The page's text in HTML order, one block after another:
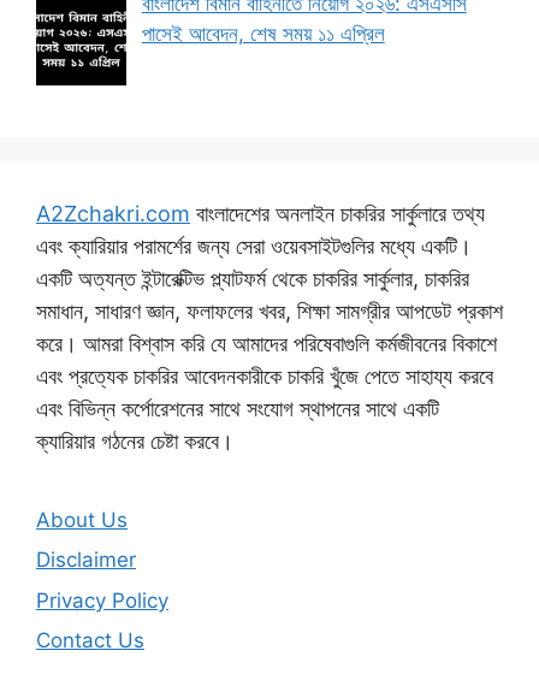
পাসেই আবেদন, শেষ সময় ১১ এপ্রিল
A2Zchakri.com বাংলাদেশের অনলাইন চাকরির সার্কুলারে তথ্য
এবং ক্যারিয়ার পরামর্শের জন্য সেরা ওয়েবসাইটগুলির মধ্যে একটি।
একটি অত্যন্ত ইন্টারেক্টিভ প্ল্যাটফর্ম থেকে চাকরির সার্কুলার, চাকরির
সমাধান, সাধারণ জ্ঞান, ফলাফলের খবর, শিক্ষা সামগ্রীর আপডেট প্রকাশ
করে। আমরা বিশ্বাস করি যে আমাদের পরিষেবাগুলি কর্মজীবনের বিকাশে
এবং প্রত্যেক চাকরির আবেদনকারীকে চাকরি খুঁজে পেতে সাহায্য করবে
এবং বিভিন্ন কর্পোরেশনের সাথে সংযোগ স্থাপনের সাথে একটি
ক্যারিয়ার গঠনের চেষ্টা করবে।
About Us
Disclaimer
Privacy Policy
Contact Us